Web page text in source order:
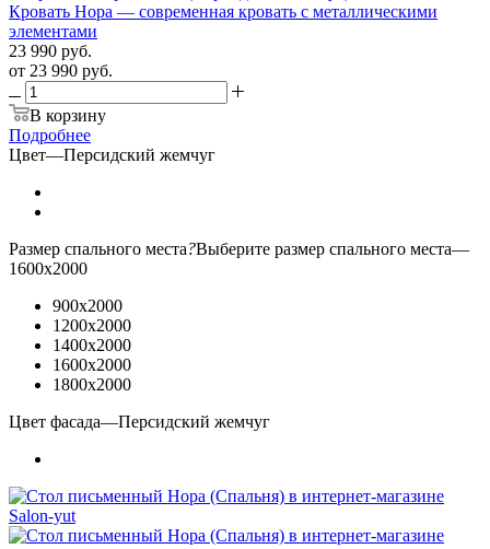
Кровать Нора — современная кровать с металлическими
элементами
23 990 руб.
от 23 990 руб.
В корзину
Подробнее
Цвет—Персидский жемчуг
Размер спального места?Выберите размер спального места—
1600х2000
900х2000
1200х2000
1400х2000
1600х2000
1800х2000
Цвет фасада—Персидский жемчуг